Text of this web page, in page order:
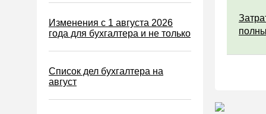
Водный налог
Экологический налог
Налог на игорный бизнес
Акцизы
Изменения с 1 августа 2026
года для бухгалтера и не только
Список дел бухгалтера на
август